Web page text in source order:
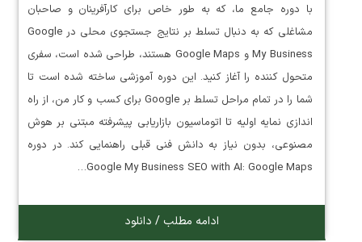
با دوره جامع ما، که به طور خاص برای کارآفرینان و صاحبان
مشاغلی که به دنبال تسلط بر نتایج جستجوی محلی در Google
My Business و Google Maps هستند، طراحی شده است، سفری
متحول کننده را آغاز کنید. این دوره آموزشی ساخته شده است تا
شما را در تمام مراحل تسلط بر Google برای کسب و کار من، از راه
اندازی نمایه اولیه تا اتوماسیون بازاریابی پیشرفته مبتنی بر هوش
مصنوعی، بدون نیاز به دانش فنی قبلی راهنمایی کند. در دوره
Google My Business SEO with AI: Google Maps…
ادامه مطلب / دانلود